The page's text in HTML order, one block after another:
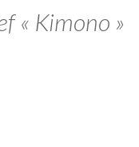
« Kimono »